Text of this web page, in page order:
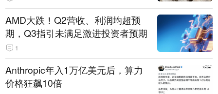
AMD大跌！Q2营收、利润均超预
期，Q3指引未满足激进投资者预期
1
Anthropic年入1万亿美元后，算力
价格狂飙10倍